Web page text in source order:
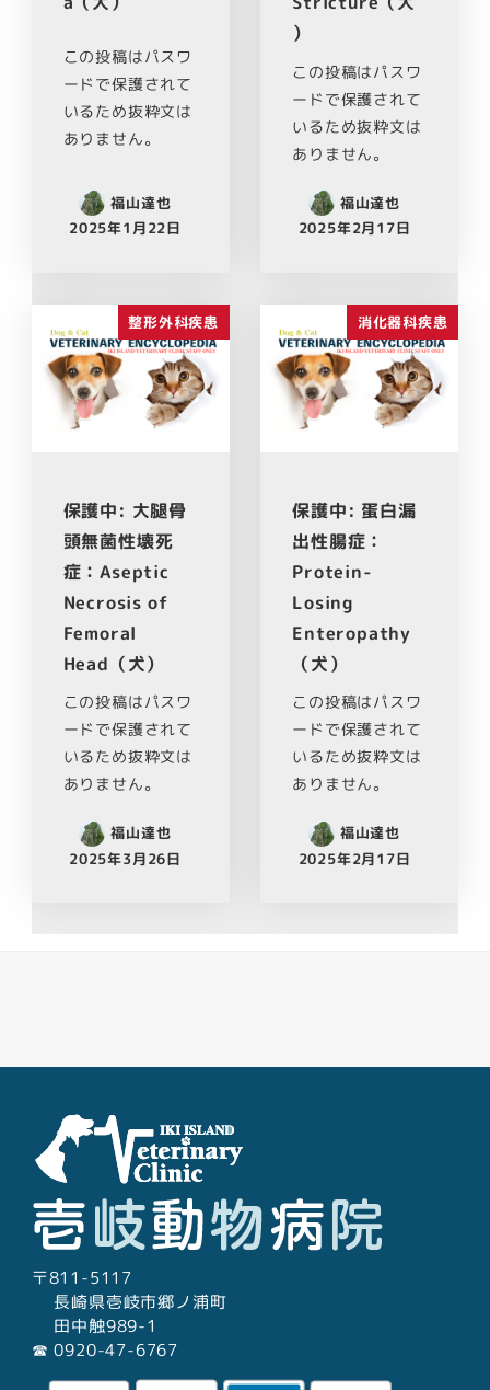
この投稿はパスワ
ードで保護されて
いるため抜粋文は
ありません。
福山達也
2025年1月22日
）
この投稿はパスワ
ードで保護されて
いるため抜粋文は
ありません。
福山達也
2025年2月17日
整形外科疾患
保護中: 大腿骨
頭無菌性壊死
症：Aseptic
Necrosis of
Femoral
Head（犬）
この投稿はパスワ
ードで保護されて
いるため抜粋文は
ありません。
福山達也
2025年3月26日
消化器科疾患
保護中: 蛋白漏
出性腸症：
Protein-
Losing
Enteropathy
（犬）
この投稿はパスワ
ードで保護されて
いるため抜粋文は
ありません。
福山達也
2025年2月17日
〒811-5117
長崎県壱岐市郷ノ浦町
田中触989-1
☎︎ 0920-47-6767